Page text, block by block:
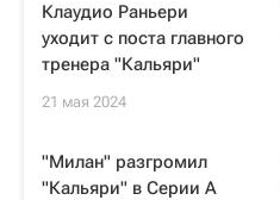
Клаудио Раньери
уходит с поста главного
тренера "Кальяри"
21 мая 2024
"Милан" разгромил
"Кальяри" в Серии А